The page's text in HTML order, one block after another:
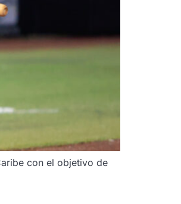
con el objetivo de